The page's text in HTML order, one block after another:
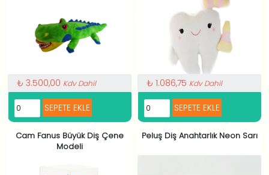
₺ 3.500,00 Kdv Dahil ₺ 1.086,75 Kdv Dahil
Cam Fanus Büyük Diş Çene
Modeli
Peluş Diş Anahtarlık Neon Sarı